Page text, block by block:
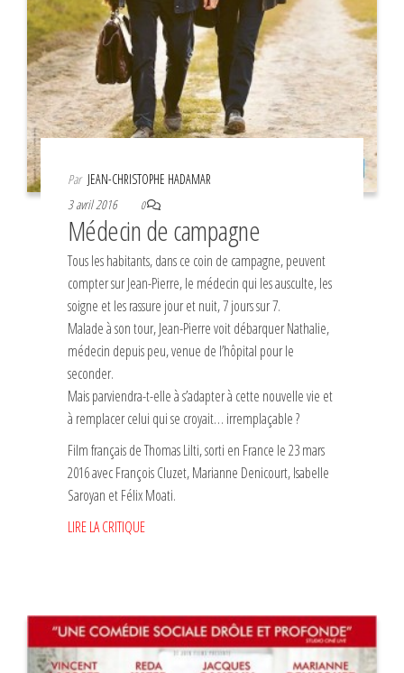
Par JEAN-CHRISTOPHE HADAMAR
3 avril 2016
0
Médecin de campagne
Tous les habitants, dans ce coin de campagne, peuvent
compter sur Jean-Pierre, le médecin qui les ausculte, les
soigne et les rassure jour et nuit, 7 jours sur 7.
Malade à son tour, Jean-Pierre voit débarquer Nathalie,
médecin depuis peu, venue de l’hôpital pour le
seconder.
Mais parviendra-t-elle à s’adapter à cette nouvelle vie et
à remplacer celui qui se croyait… irremplaçable ?
Film français de Thomas Lilti, sorti en France le 23 mars
2016 avec François Cluzet, Marianne Denicourt, Isabelle
Saroyan et Félix Moati.
LIRE LA CRITIQUE